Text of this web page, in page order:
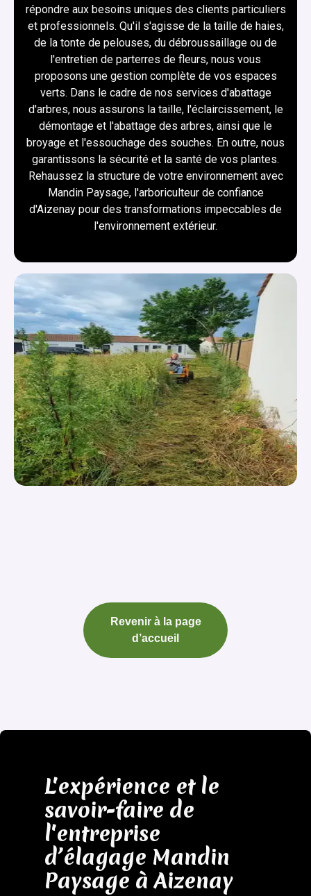
répondre aux besoins uniques des clients particuliers
et professionnels. Qu'il s'agisse de la taille de haies,
de la tonte de pelouses, du débroussaillage ou de
l'entretien de parterres de fleurs, nous vous
proposons une gestion complète de vos espaces
verts. Dans le cadre de nos services d'abattage
d'arbres, nous assurons la taille, l'éclaircissement, le
démontage et l'abattage des arbres, ainsi que le
broyage et l'essouchage des souches. En outre, nous
garantissons la sécurité et la santé de vos plantes.
Rehaussez la structure de votre environnement avec
Mandin Paysage, l'arboriculteur de confiance
d'Aizenay pour des transformations impeccables de
l'environnement extérieur.
Revenir à la page
d’accueil
L'expérience et le
savoir-faire de
l'entreprise
d’élagage Mandin
Paysage à Aizenay